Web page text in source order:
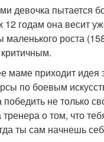
девочка пытается
годам она весит
маленького роста
маме приходит идея
по боевым
не только
о том, что
ты сам начнешь